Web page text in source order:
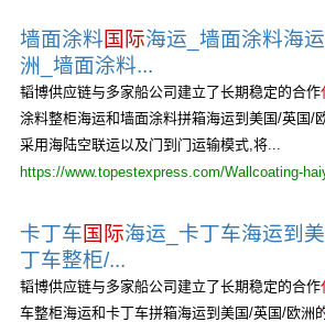
墙面涂料国际海运_墙面涂料海
洲_墙面涂料...
韬博供应链与多家船公司建立了长期稳定的合作
涂料整柜海运和墙面涂料拼箱海运到美国/英国/
采用海陆空联运以及门到门运输模式,将...
https://www.topestexpress.com/Wallcoating-
卡丁车国际海运_卡丁车海运到
丁车整柜/...
韬博供应链与多家船公司建立了长期稳定的合作
车整柜海运和卡丁车拼箱海运到美国/英国/欧洲